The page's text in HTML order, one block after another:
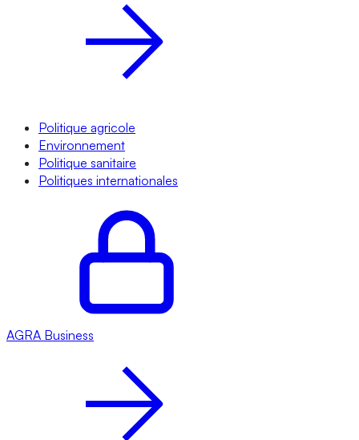
Politique agricole
Environnement
Politique sanitaire
Politiques internationales
AGRA Business